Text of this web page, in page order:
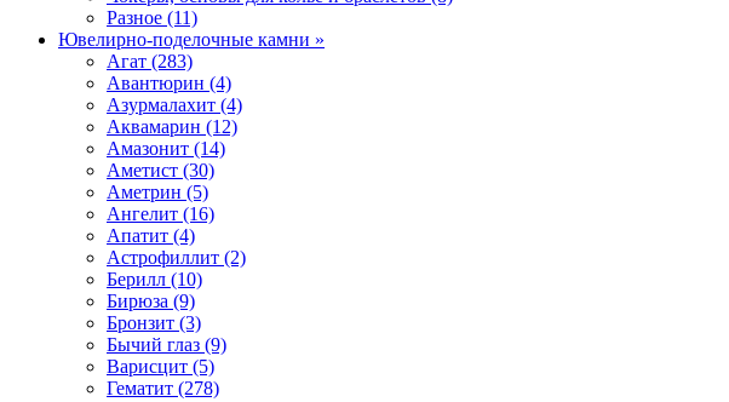
Разное (11)
Ювелирно-поделочные камни »
Агат (283)
Авантюрин (4)
Азурмалахит (4)
Аквамарин (12)
Амазонит (14)
Аметист (30)
Аметрин (5)
Ангелит (16)
Апатит (4)
Астрофиллит (2)
Берилл (10)
Бирюза (9)
Бронзит (3)
Бычий глаз (9)
Варисцит (5)
Гематит (278)